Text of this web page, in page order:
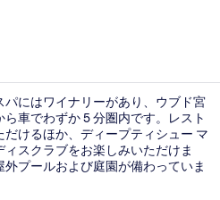
にはワイナリーがあり、ウブド宮
車でわずか 5 分圏内です。レスト
けるほか、ディープティシュー マ
スクラブをお楽しみいただけま
プールおよび庭園が備わっていま